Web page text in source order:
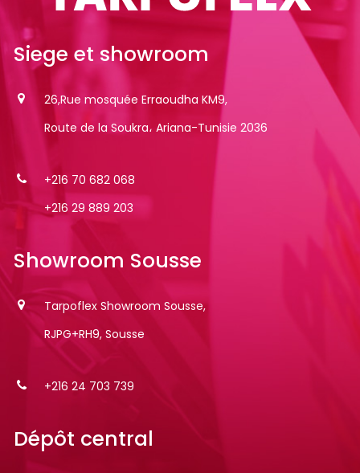
Siege et showroom
26,Rue mosquée Erraoudha KM9,
Route de la Soukra، Ariana-Tunisie 2036
+216 70 682 068
+216 29 889 203
Showroom Sousse
Tarpoflex Showroom Sousse,
RJPG+RH9, Sousse
+216 24 703 739
Dépôt central